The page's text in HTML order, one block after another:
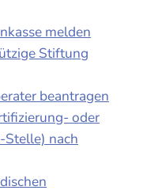
melden
Stiftung
beantragen
oder
nach